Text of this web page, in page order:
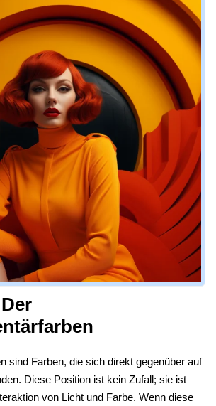
sind Farben, die sich direkt gegenüber auf
Diese Position ist kein Zufall; sie ist
von Licht und Farbe. Wenn diese